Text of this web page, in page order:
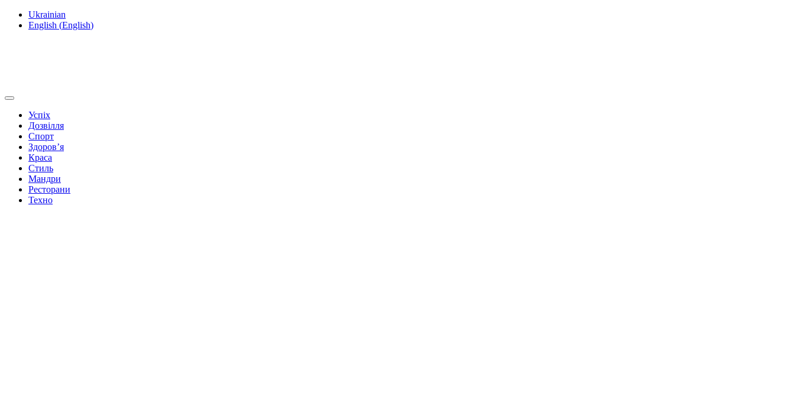
Ukrainian
English (English)
Успіх
Дозвілля
Спорт
Здоров’я
Краса
Стиль
Мандри
Ресторани
Техно